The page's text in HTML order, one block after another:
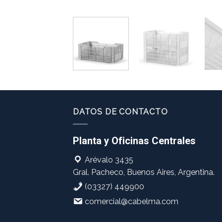
DATOS DE CONTACTO
Planta y Oficinas Centrales
Arévalo 3435
Gral. Pacheco, Buenos Aires, Argentina.
(03327) 449900
comercial@cabelma.com